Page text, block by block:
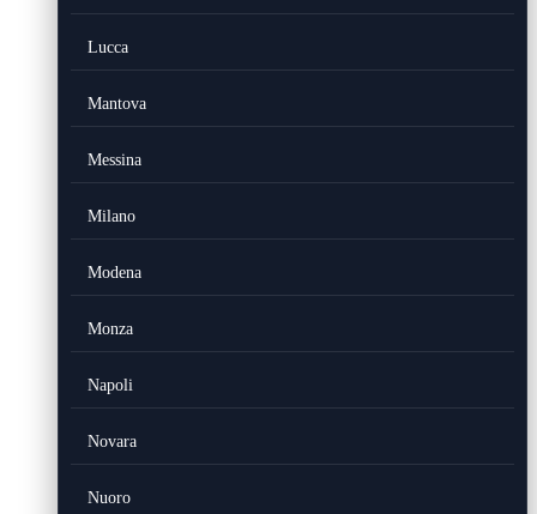
Lucca
Mantova
Messina
Milano
Modena
Monza
Napoli
Novara
Nuoro